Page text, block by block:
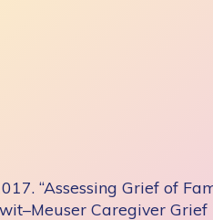
“Assessing Grief of
Caregiver Grief